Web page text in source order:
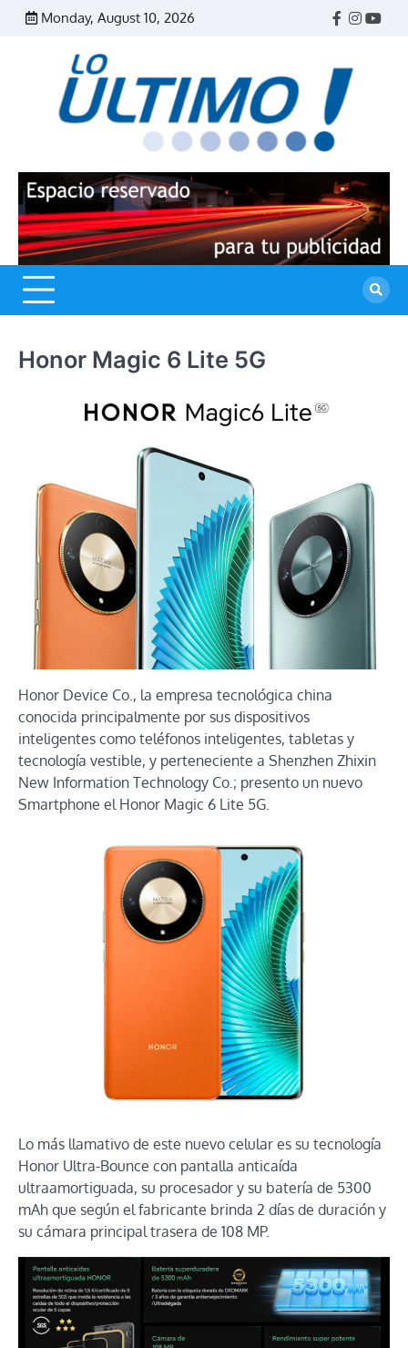
Skip
Monday, August 10, 2026
Facebook
Honor Magic 6 Lite 5G
Honor Device Co., la empresa tecnológica china
conocida principalmente por sus dispositivos
inteligentes como teléfonos inteligentes, tabletas y
tecnología vestible, y perteneciente a Shenzhen Zhixin
New Information Technology Co.; presento un nuevo
Smartphone el Honor Magic 6 Lite 5G.
Lo más llamativo de este nuevo celular es su tecnología
Honor Ultra-Bounce con pantalla anticaída
ultraamortiguada, su procesador y su batería de 5300
mAh que según el fabricante brinda 2 días de duración y
su cámara principal trasera de 108 MP.